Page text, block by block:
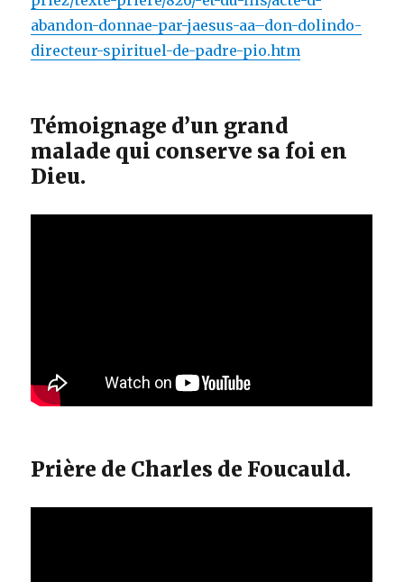
abandon-donnae-par-jaesus-aa–don-dolindo-
directeur-spirituel-de-padre-pio.htm
Témoignage d’un grand
malade qui conserve sa foi en
Dieu.
Prière de Charles de Foucauld.